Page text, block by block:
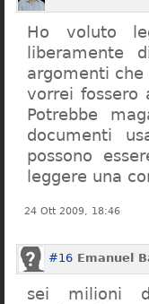
Ho voluto
liberamente
argomenti
vorrei fossero
Potrebbe
documenti
possono
leggere una
24 Ott 2009, 18:46
#16 Emanuel
sei milioni